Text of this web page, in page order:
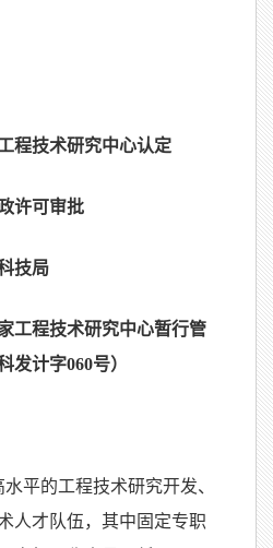
程技术研究中心认定
许可审批
技局
程技术研究中心暂行管
发计字060号）
平的工程技术研究开发、
人才队伍，其中固定专职